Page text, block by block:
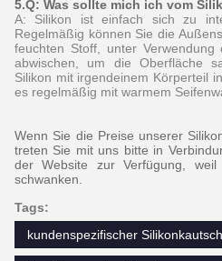
5.Q: Was sollte mich ich vom
A: Silikon ist einfach sich zu
Regelmäßig können Sie die
feuchten Stoff, unter
abwischen, um die Oberfläche
Silikon mit irgendeinem Körperteil
es regelmäßig mit warmem
Wenn Sie die Preise unserer
treten Sie mit uns bitte in
der Website zur Verfügung,
schwanken.
Tags:
kundenspezifischer